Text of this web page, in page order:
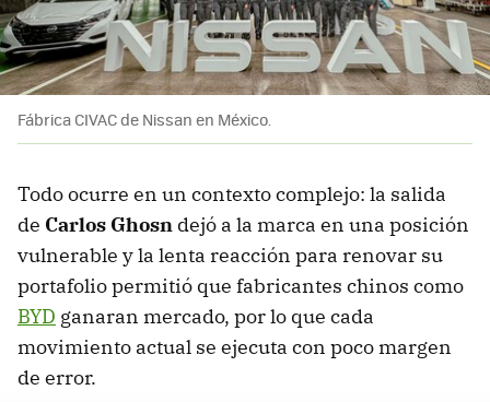
Fábrica CIVAC de Nissan en México.
Todo ocurre en un contexto complejo: la salida
de Carlos Ghosn dejó a la marca en una posición
vulnerable y la lenta reacción para renovar su
portafolio permitió que fabricantes chinos como
BYD ganaran mercado, por lo que cada
movimiento actual se ejecuta con poco margen
de error.